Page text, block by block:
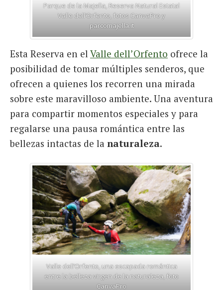
Parque de la Majella, Reserva Natural Estatal
Valle dell’Orfento, fotos CanvaPro y
parcomajella.it
Esta Reserva en el Valle dell’Orfento ofrece la
posibilidad de tomar múltiples senderos, que
ofrecen a quienes los recorren una mirada
sobre este maravilloso ambiente. Una aventura
para compartir momentos especiales y para
regalarse una pausa romántica entre las
bellezas intactas de la naturaleza.
Valle dell’Orfento, una escapada romántica
entre la belleza virgen de la naturaleza, foto
CanvaPro